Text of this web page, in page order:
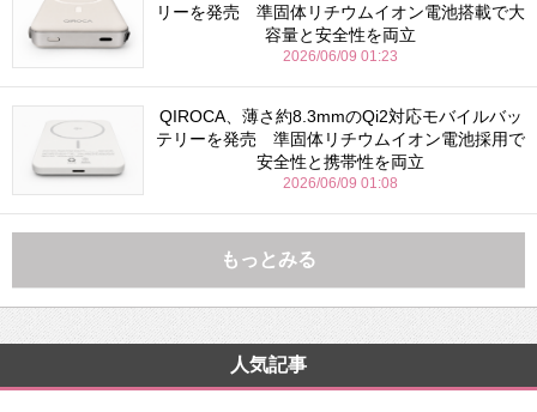
リーを発売 準固体リチウムイオン電池搭載で大
容量と安全性を両立
2026/06/09 01:23
QIROCA、薄さ約8.3mmのQi2対応モバイルバッ
テリーを発売 準固体リチウムイオン電池採用で
安全性と携帯性を両立
2026/06/09 01:08
もっとみる
人気記事